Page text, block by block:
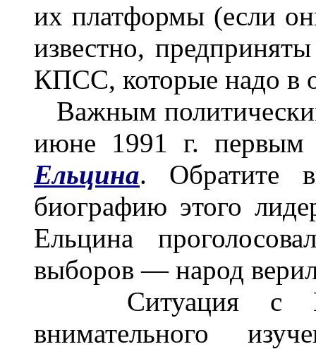
их платформы (если
известно,
КПСС, которые надо в
Важным
июне 1991 г. первым
Ельцина. Обратите
биографию этого
Ельцина
выборов — народ
Ситуация с
внимательного